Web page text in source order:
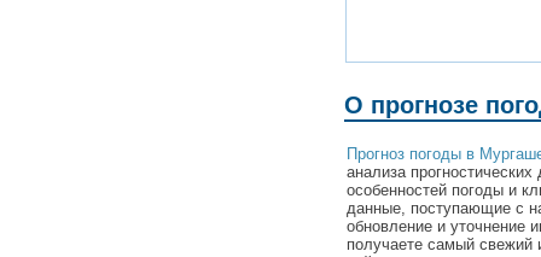
О прогнозе
Прогноз погоды в
анализа
особенностей погоды и
данные, поступающие с
обновление и уточнение
получаете самый свежий